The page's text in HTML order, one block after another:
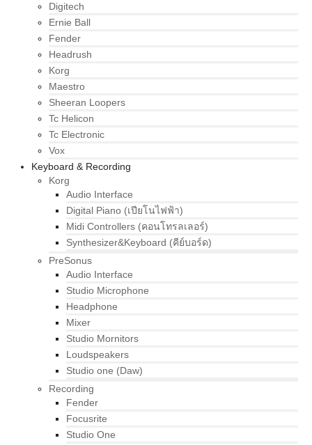
Digitech
Ernie Ball
Fender
Headrush
Korg
Maestro
Sheeran Loopers
Tc Helicon
Tc Electronic
Vox
Keyboard & Recording
Korg
Audio Interface
Digital Piano (เปียโนไฟฟ้า)
Midi Controllers (คอนโทรลเลอร์)
Synthesizer&Keyboard (คีย์บอร์ด)
PreSonus
Audio Interface
Studio Microphone
Headphone
Mixer
Studio Mornitors
Loudspeakers
Studio one (Daw)
Recording
Fender
Focusrite
Studio One